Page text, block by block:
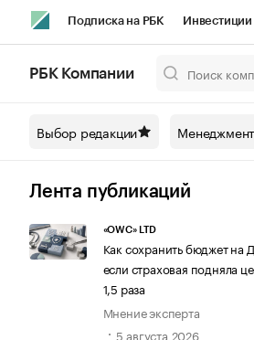
Подписка на РБК Инвестиции
Спецпроекты СПб
Технологии и медиа
РБК Компании
Выбор редакции
Лента публикаций
«OWC» LTD
Как сохранить бюджет на
если страховая подняла
1,5 раза
Мнение эксперта
5 августа 2026